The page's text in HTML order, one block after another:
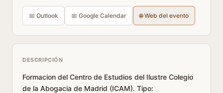
📅 Outlook 📅 Google Calendar 🌐 Web del evento
DESCRIPCIÓN
Formacion del Centro de Estudios del Ilustre Colegio
de la Abogacia de Madrid (ICAM). Tipo: